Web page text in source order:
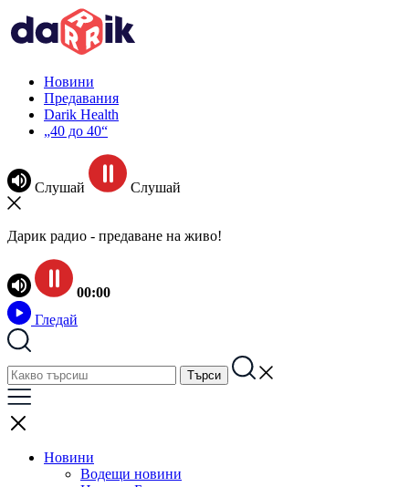
Новини
Предавания
Darik Health
„40 до 40“
Слушай Слушай
Дарик радио - предаване на живо!
00:00
Гледай
Новини
Водещи новини